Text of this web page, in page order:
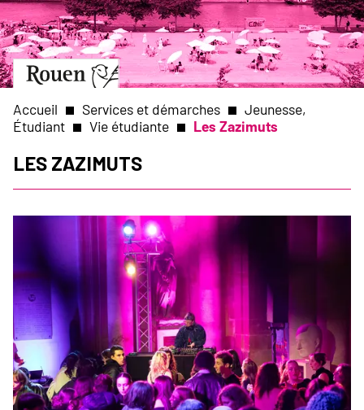
Aller
au
contenu
principal
Aller
à
page
d’accueil
Slide
1
of
1
Fil
d'Ariane
Accueil Services et démarches
Jeunesse,
Étudiant
Vie étudiante Les Zazimuts
Les Zazimuts